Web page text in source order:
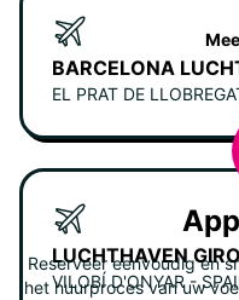
BARCELONA
EL PRAT DE
LUCHTHAVEN
VILOBÍ D'ONYAR -
Reserveer eenvoudig en
het huurproces van uw